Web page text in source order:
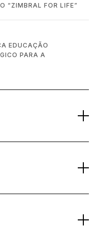
“ZIMBRAL FOR LIFE”
EDUCAÇÃO
PARA A